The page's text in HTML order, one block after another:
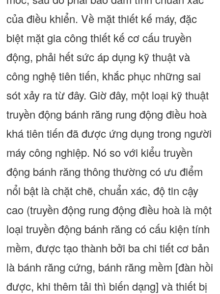
của điều khiển. Về mặt thiết kế máy, đặc
biệt mặt gia công thiết kế cơ cấu truyền
động, phải hết sức áp dụng kỹ thuật và
công nghệ tiên tiến, khắc phục những sai
sót xảy ra từ đây. Giờ đây, một loại kỹ thuật
truyền động bánh răng rung động điều hoà
khá tiên tiến đã được ứng dụng trong người
máy công nghiệp. Nó so với kiểu truyền
động bánh răng thông thường có ưu điểm
nổi bật là chặt chẽ, chuẩn xác, độ tin cậy
cao (truyền động rung động điều hoà là một
loại truyền động bánh răng có cấu kiện tính
mềm, được tạo thành bởi ba chi tiết cơ bản
là bánh răng cứng, bánh răng mềm [đàn hồi
được, khi thêm tải thì biến dạng] và thiết bị